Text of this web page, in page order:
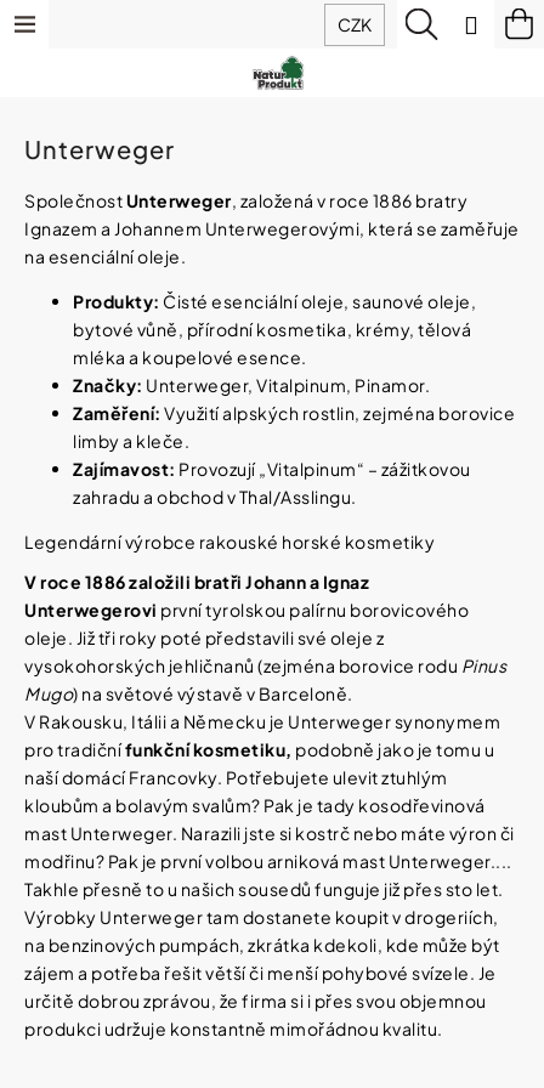
Přejít
na
Doplňky
stravy
Hořčík
IQ
Mag
(magnesium)
Sirupy
ovoce
Potraviny
Kosmetika
Kosmetické
pomůcky
Zdravotnické
prostředky
Péče
děti
Domácnost
Pro
koho
CZK Hledat
Menu
Unterweger
SpolečnostUnterweger, založená v roce 1886 bratry
Ignazem a Johannem Unterwegerovými, která se zaměřuje
na esenciální oleje.
Produkty: Čisté esenciální oleje, saunové oleje,
bytové vůně, přírodní kosmetika, krémy, tělová
mléka a koupelové esence.
Značky: Unterweger, Vitalpinum, Pinamor.
Zaměření: Využití alpských rostlin, zejména borovice
limby a kleče.
Zajímavost: Provozují „Vitalpinum“ – zážitkovou
zahradu a obchod v Thal/Asslingu.
Legendární výrobce rakouské horské kosmetiky
V roce 1886 založili bratři Johann a Ignaz
Unterwegerovi první tyrolskou palírnu borovicového
oleje. Již tři roky poté představili své oleje z
vysokohorských jehličnanů (zejména borovice rodu Pinus
Mugo) na světové výstavě v Barceloně.
V Rakousku, Itálii a Německu je Unterweger synonymem
pro tradičnífunkční kosmetiku, podobně jako je tomu u
naší domácí Francovky. Potřebujete ulevit ztuhlým
kloubům a bolavým svalům? Pak je tady kosodřevinová
mast Unterweger. Narazili jste si kostrč nebo máte výron či
modřinu? Pak je první volbou arniková mast Unterweger....
Takhle přesně to u našich sousedů funguje již přes sto let.
Výrobky Unterweger tam dostanete koupit v drogeriích,
na benzinových pumpách, zkrátka kdekoli, kde může být
zájem a potřeba řešit větší či menší pohybové svízele. Je
určitě dobrou zprávou, že firma si i přes svou objemnou
produkci udržuje konstantně mimořádnou kvalitu.
K
o
o
o
t
ř
í
t
?
HLEDAT
D
o
p
o
r
u
č
u
j
e